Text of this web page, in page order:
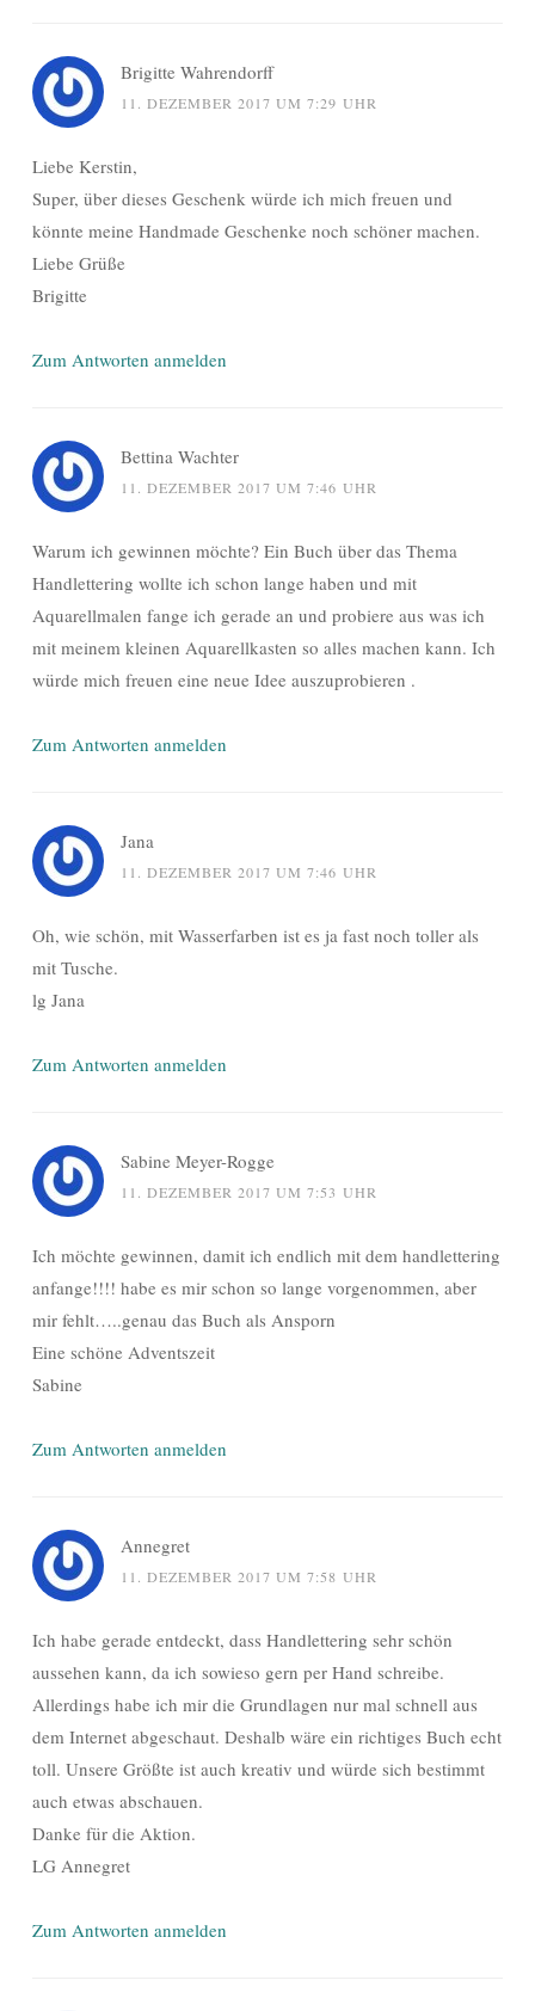
Brigitte Wahrendorff
11. DEZEMBER 2017 UM 7:29 UHR
Liebe Kerstin,
Super, über dieses Geschenk würde ich mich freuen und
könnte meine Handmade Geschenke noch schöner machen.
Liebe Grüße
Brigitte
Zum Antworten anmelden
Bettina Wachter
11. DEZEMBER 2017 UM 7:46 UHR
Warum ich gewinnen möchte? Ein Buch über das Thema
Handlettering wollte ich schon lange haben und mit
Aquarellmalen fange ich gerade an und probiere aus was ich
mit meinem kleinen Aquarellkasten so alles machen kann. Ich
würde mich freuen eine neue Idee auszuprobieren .
Zum Antworten anmelden
Jana
11. DEZEMBER 2017 UM 7:46 UHR
Oh, wie schön, mit Wasserfarben ist es ja fast noch toller als
mit Tusche.
lg Jana
Zum Antworten anmelden
Sabine Meyer-Rogge
11. DEZEMBER 2017 UM 7:53 UHR
Ich möchte gewinnen, damit ich endlich mit dem handlettering
anfange!!!! habe es mir schon so lange vorgenommen, aber
mir fehlt…..genau das Buch als Ansporn
Eine schöne Adventszeit
Sabine
Zum Antworten anmelden
Annegret
11. DEZEMBER 2017 UM 7:58 UHR
Ich habe gerade entdeckt, dass Handlettering sehr schön
aussehen kann, da ich sowieso gern per Hand schreibe.
Allerdings habe ich mir die Grundlagen nur mal schnell aus
dem Internet abgeschaut. Deshalb wäre ein richtiges Buch echt
toll. Unsere Größte ist auch kreativ und würde sich bestimmt
auch etwas abschauen.
Danke für die Aktion.
LG Annegret
Zum Antworten anmelden